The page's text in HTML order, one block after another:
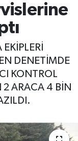
DENETİMDE
KONTROL
2 ARACA 4 BİN